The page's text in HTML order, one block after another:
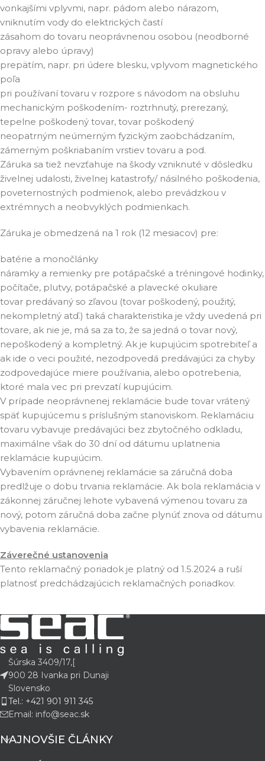
vonkajšími vplyvmi, napr. pádom alebo nárazom,
vniknutím vody do elektrických častí
zásahom do tovaru neoprávnenou osobou (neodborné
opravy alebo úpravy)
prepätím, napr. pri údere blesku, vplyvom magnetického
poľa
pri používaní tovaru v rozpore s návodom na obsluhu
mechanickým poškodením- roztrhnutý, prerezaný,
tepelne poškodený tovar, tovar poškodený
neopatrným neúmerným fyzickým zaobchádzaním,
zámerným poškriabaním vrstiev tovaru a pod.
Záruka sa tiež nevzťahuje na škody vzniknuté v dôsledku
živelnej udalosti, živelnej katastrofy/ násilného poškodenia,
poveternostných podmienok, alebo prevádzkou v
extrémnych a neobvyklých podmienkach.
Záruka je obmedzená na 1 rok (12 mesiacov) pre:
batérie a monočlánky
náramky a remienky pre potápačské a tréningové hodinky,
počítače, plutvy, potápačské a plavecké okuliare
tovar predávaný so zľavou (tovar poškodený, použitý,
nekompletný atď.) taká charakteristika je vždy uvedená pri
tovare, ak nie je, má sa za to, že sa jedná o tovar nový,
nepoškodený a kompletný. Ak je kupujúcim spotrebiteľ a
ak ide o veci použité, nezodpovedá predávajúci za chyby
zodpovedajúce miere používania, alebo opotrebenia,
ktoré mala vec pri prevzatí kupujúcim.
V prípade neoprávnenej reklamácie bude tovar vrátený
späť kupujúcemu s príslušným stanoviskom. Reklamáciu
tovaru vybavuje predávajúci bez zbytočného odkladu,
maximálne však do 30 dní od dátumu uplatnenia
reklamácie kupujúcim.
Vybavením oprávnenej reklamácie sa záručná doba
predlžuje o dobu trvania reklamácie. Ak bola reklamácia v
zákonnej záručnej lehote vybavená výmenou tovaru za
nový, potom záručná doba začne plynúť znova od dátumu
vybavenia reklamácie.
Záverečné ustanovenia
Tento reklamačný poriadok je platný od 1.5.2024 a ruší
platnosť predchádzajúcich reklamačných poriadkov.
Šúrska 3409/17,[
900 28 Ivanka pri Dunaji
Slovensko
Tel.: +421 901 911 345
Email: info@seac.sk
NAJNOVŠIE ČLÁNKY